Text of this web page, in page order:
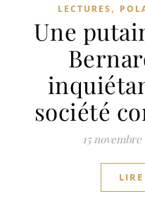
LECTURES ,
Une
société
15 novembre